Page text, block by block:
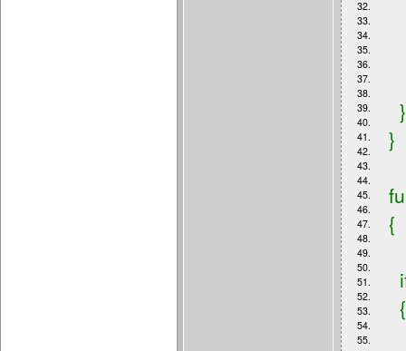
32.
33.
34.
35.
36.
37.
38.
39.
40.
41.
42.
43.
44.
45.
46.
47.
48.
49.
50.
51.
52.
53.
54.
55.
}
{